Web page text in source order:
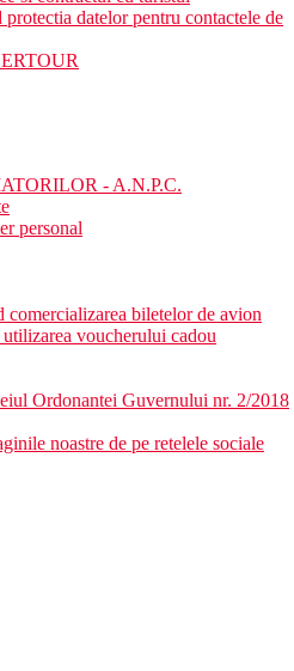
43 km de proprietate.
(DRST) : baie cu dus, toaleta,
TV/satelit, minibar, seif,
de ceai si cafea, balcon sau
(FRST) : vezi DRST +
suplimentar separata.
si mauritian)
locale
de seara, piete traditionale mauritiane
datelor pentru contactele de
- A.N.P.C.
personal
biletelor de avion
voucherului cadou
Ordonantei Guvernului nr. 2/2018
noastre de pe retelele sociale